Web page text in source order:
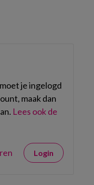
je ingelogd
maak dan
Lees ook de
Login